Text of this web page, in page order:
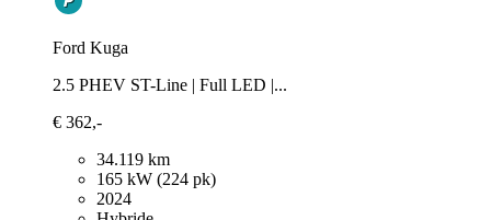
Ford Kuga
2.5 PHEV ST-Line | Full LED |...
€ 362,-
34.119 km
165 kW (224 pk)
2024